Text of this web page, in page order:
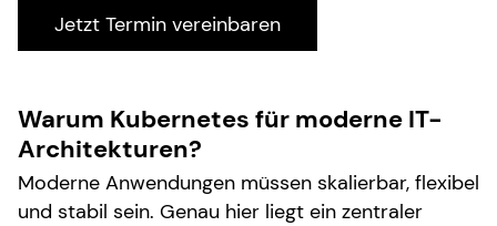
Jetzt Termin vereinbaren
Warum Kubernetes für moderne IT-
Architekturen?
Moderne Anwendungen müssen skalierbar, flexibel
und stabil sein. Genau hier liegt ein zentraler